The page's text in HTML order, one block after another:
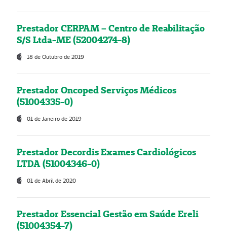
Prestador CERPAM – Centro de Reabilitação
S/S Ltda-ME (52004274-8)
18 de Outubro de 2019
Prestador Oncoped Serviços Médicos
(51004335-0)
01 de Janeiro de 2019
Prestador Decordis Exames Cardiológicos
LTDA (51004346-0)
01 de Abril de 2020
Prestador Essencial Gestão em Saúde Ereli
(51004354-7)